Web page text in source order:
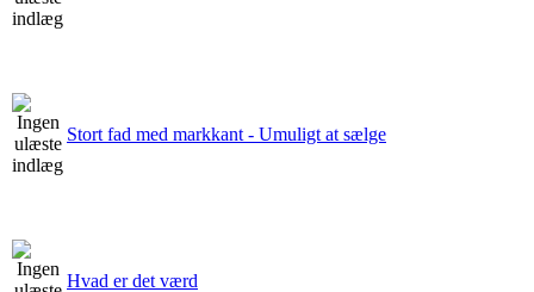
Stort fad med markkant - Umuligt at sælge
Hvad er det værd